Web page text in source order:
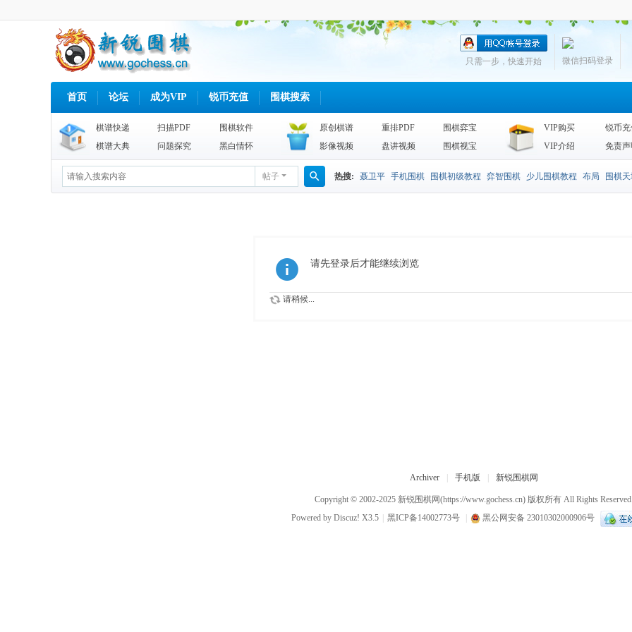
微信扫码登录
只需一步，快速开始
首页 论坛 成为VIP 锐币充值 围棋搜索
棋谱快递 扫描PDF
围棋软件
棋谱大典
问题探究 黑白情怀
原创棋谱 重排PDF
围棋弈宝
影像视频
盘讲视频 围棋视宝
VIP购买
锐币
VIP介绍
免责
帖子
搜
热搜: 聂卫平 手机围棋 围棋初级教程 弈智围棋 少儿围棋教程 布局 围棋
请先登录后才能继续浏览
请稍候...
Archiver 手机版 新锐围棋网
Copyright © 2002-2025 新锐围棋网(https://www.gochess.cn) 版权所有 All Rights
Powered by Discuz! X3.5 黑ICP备14002773号 黑公网安备 23010302000906号